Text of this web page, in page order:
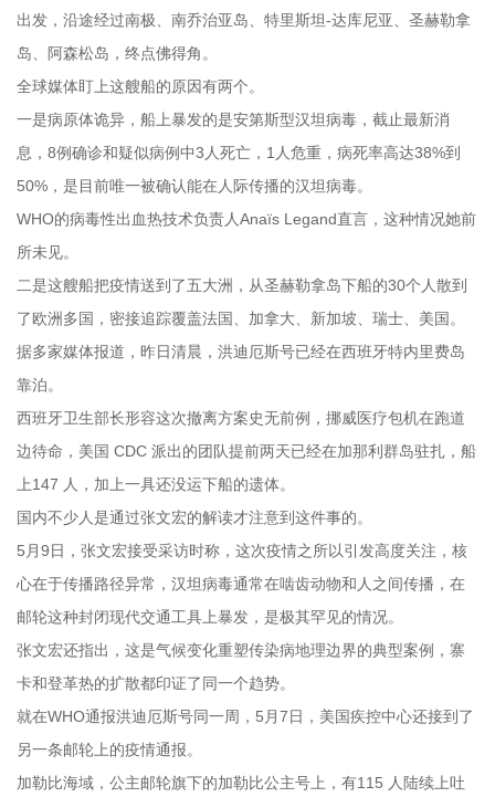
出发，沿途经过南极、南乔治亚岛、特里斯坦-达库尼亚、圣赫勒拿
岛、阿森松岛，终点佛得角。
全球媒体盯上这艘船的原因有两个。
一是病原体诡异，船上暴发的是安第斯型汉坦病毒，截止最新消
息，8例确诊和疑似病例中3人死亡，1人危重，病死率高达38%到
50%，是目前唯一被确认能在人际传播的汉坦病毒。
WHO的病毒性出血热技术负责人Anaïs Legand直言，这种情况她前
所未见。
二是这艘船把疫情送到了五大洲，从圣赫勒拿岛下船的30个人散到
了欧洲多国，密接追踪覆盖法国、加拿大、新加坡、瑞士、美国。
据多家媒体报道，昨日清晨，洪迪厄斯号已经在西班牙特内里费岛
靠泊。
西班牙卫生部长形容这次撤离方案史无前例，挪威医疗包机在跑道
边待命，美国 CDC 派出的团队提前两天已经在加那利群岛驻扎，船
上147 人，加上一具还没运下船的遗体。
国内不少人是通过张文宏的解读才注意到这件事的。
5月9日，张文宏接受采访时称，这次疫情之所以引发高度关注，核
心在于传播路径异常，汉坦病毒通常在啮齿动物和人之间传播，在
邮轮这种封闭现代交通工具上暴发，是极其罕见的情况。
张文宏还指出，这是气候变化重塑传染病地理边界的典型案例，寨
卡和登革热的扩散都印证了同一个趋势。
就在WHO通报洪迪厄斯号同一周，5月7日，美国疾控中心还接到了
另一条邮轮上的疫情通报。
加勒比海域，公主邮轮旗下的加勒比公主号上，有115 人陆续上吐